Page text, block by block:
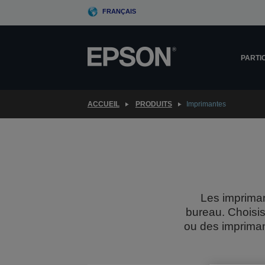
FRANÇAIS
ACCUEIL PRODUITS Imprimantes
Les
bureau.
ou des